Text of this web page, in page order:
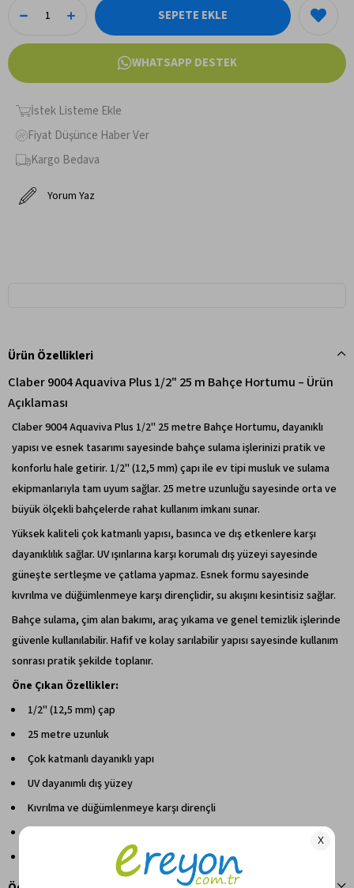
WHATSAPP DESTEK
İstek Listeme Ekle
Fiyat Düşünce Haber Ver
Kargo Bedava
Yorum Yaz
Ürün Özellikleri
Claber 9004 Aquaviva Plus 1/2" 25 m Bahçe Hortumu – Ürün
Açıklaması
Claber 9004 Aquaviva Plus 1/2" 25 metre Bahçe Hortumu, dayanıklı
yapısı ve esnek tasarımı sayesinde bahçe sulama işlerinizi pratik ve
konforlu hale getirir. 1/2" (12,5 mm) çapı ile ev tipi musluk ve sulama
ekipmanlarıyla tam uyum sağlar. 25 metre uzunluğu sayesinde orta ve
büyük ölçekli bahçelerde rahat kullanım imkanı sunar.
Yüksek kaliteli çok katmanlı yapısı, basınca ve dış etkenlere karşı
dayanıklılık sağlar. UV ışınlarına karşı korumalı dış yüzeyi sayesinde
güneşte sertleşme ve çatlama yapmaz. Esnek formu sayesinde
kıvrılma ve düğümlenmeye karşı dirençlidir, su akışını kesintisiz sağlar.
Bahçe sulama, çim alan bakımı, araç yıkama ve genel temizlik işlerinde
güvenle kullanılabilir. Hafif ve kolay sarılabilir yapısı sayesinde kullanım
sonrası pratik şekilde toplanır.
Öne Çıkan Özellikler:
1/2" (12,5 mm) çap
25 metre uzunluk
Çok katmanlı dayanıklı yapı
UV dayanımlı dış yüzey
Kıvrılma ve düğümlenmeye karşı dirençli
Esnek ve kolay kullanım